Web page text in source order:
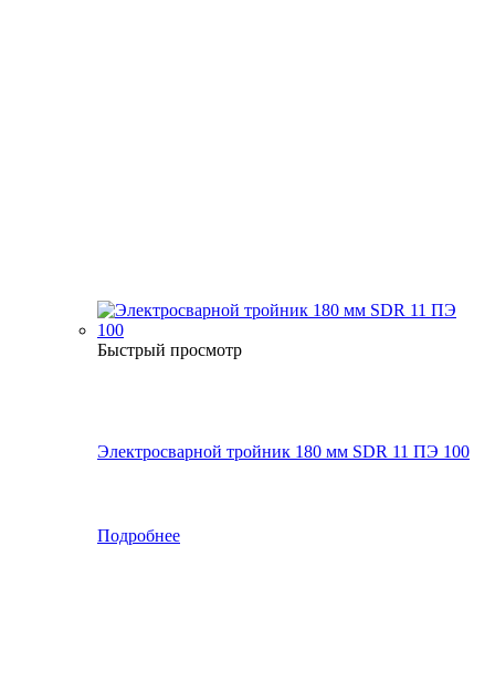
Быстрый просмотр
Электросварной тройник 180 мм SDR 11 ПЭ 100
Подробнее